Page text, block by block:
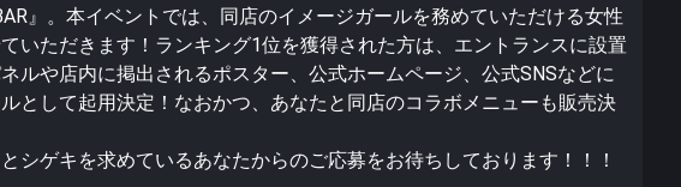
』。本イベントでは、同店のイメージガールを務めていただける女性
いただきます！ランキング1位を獲得された方は、エントランスに設置
ルや店内に掲出されるポスター、公式ホームページ、公式SNSなどに
として起用決定！なおかつ、あなたと同店のコラボメニューも販売決
シゲキを求めているあなたからのご応募をお待ちしております！！！